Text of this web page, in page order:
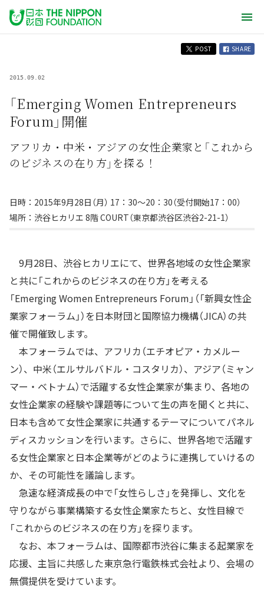
POST SHARE
2015.09.02
「Emerging Women Entrepreneurs
Forum」開催
アフリカ・中米・アジアの女性企業家と「これから
のビジネスの在り方」を探る！
日時：2015年9月28日（月） 17：30〜20：30（受付開始17：00）
場所：渋谷ヒカリエ 8階 COURT（東京都渋谷区渋谷2-21-1）
9月28日、渋谷ヒカリエにて、世界各地域の女性企業家
と共に「これからのビジネスの在り方」を考える
「Emerging Women Entrepreneurs Forum」（「新興女性企
業家フォーラム」）を日本財団と国際協力機構（JICA）の共
催で開催致します。
本フォーラムでは、アフリカ（エチオピア・カメルー
ン）、中米（エルサルバドル・コスタリカ）、アジア（ミャン
マー・ベトナム）で活躍する女性企業家が集まり、各地の
女性企業家の経験や課題等について生の声を聞くと共に、
日本も含めて女性企業家に共通するテーマについてパネル
ディスカッションを行います。さらに、世界各地で活躍す
る女性企業家と日本企業等がどのように連携していけるの
か、その可能性を議論します。
急速な経済成長の中で「女性らしさ」を発揮し、文化を
守りながら事業構築する女性企業家たちと、女性目線で
「これからのビジネスの在り方」を探ります。
なお、本フォーラムは、国際都市渋谷に集まる起業家を
応援、主旨に共感した東京急行電鉄株式会社より、会場の
無償提供を受けています。